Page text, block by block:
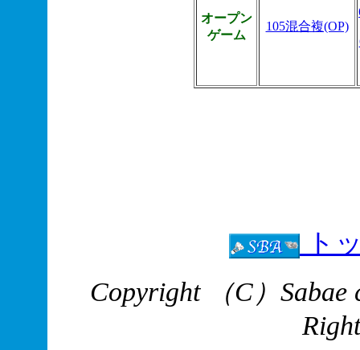
オープン
ゲーム
105混合複(OP)
ト
Copyright （C）Sabae